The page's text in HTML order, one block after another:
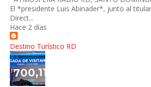
El *presidente Luis Abinader*, junto al
Direct...
Hace 2 días
Destino Turístico RD